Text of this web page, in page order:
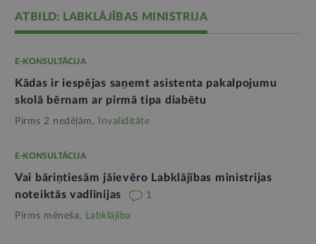
ATBILD: LABKLĀJĪBAS MINISTRIJA
E-KONSULTĀCIJA
Kādas ir iespējas saņemt asistenta pakalpojumu
skolā bērnam ar pirmā tipa diabētu
Pirms 2 nedēļām, Invaliditāte
E-KONSULTĀCIJA
Vai bāriņtiesām jāievēro Labklājības ministrijas
noteiktās vadlīnijas
1
Pirms mēneša, Labklājība